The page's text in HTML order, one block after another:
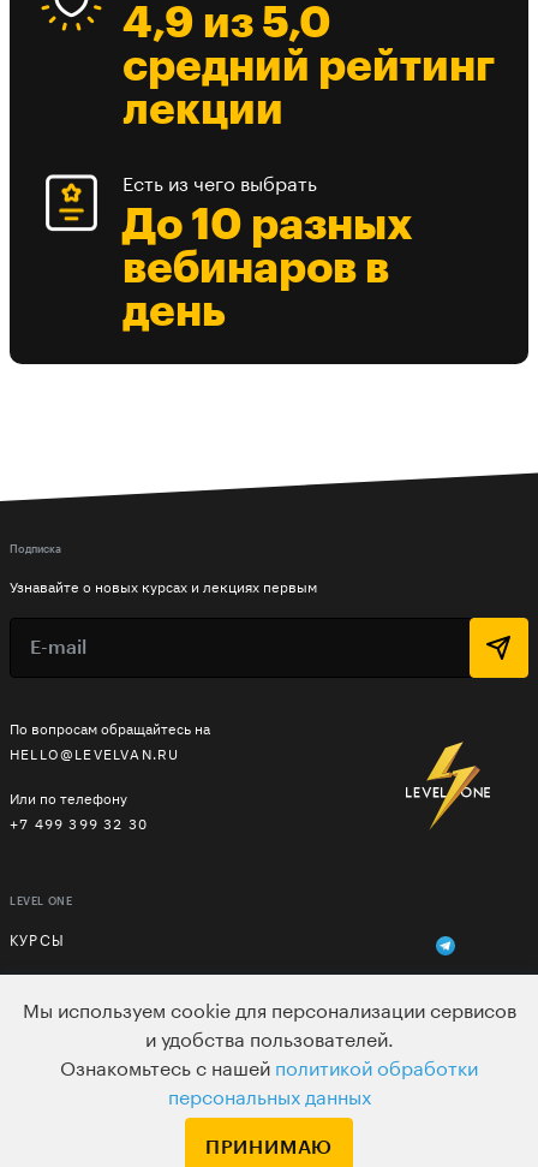
4,9 из 5,0
средний рейтинг
лекции
Есть из чего выбрать
До 10 разных
вебинаров в
день
По вопросам обращайтесь на
HELLO@LEVELVAN.RU
Или по телефону
+7 499 399 32 30
LEVEL ONE
КУРСЫ
ВАКАНСИИ
ПОЛЬЗОВАТЕЛЬСКОЕ СОГЛАШЕНИЕ
Подписка
Узнавайте о новых курсах и лекциях первым
Мы используем cookie для персонализации сервисов
и удобства пользователей.
Ознакомьтесь с нашей политикой обработки
персональных данных
ПРИНИМАЮ